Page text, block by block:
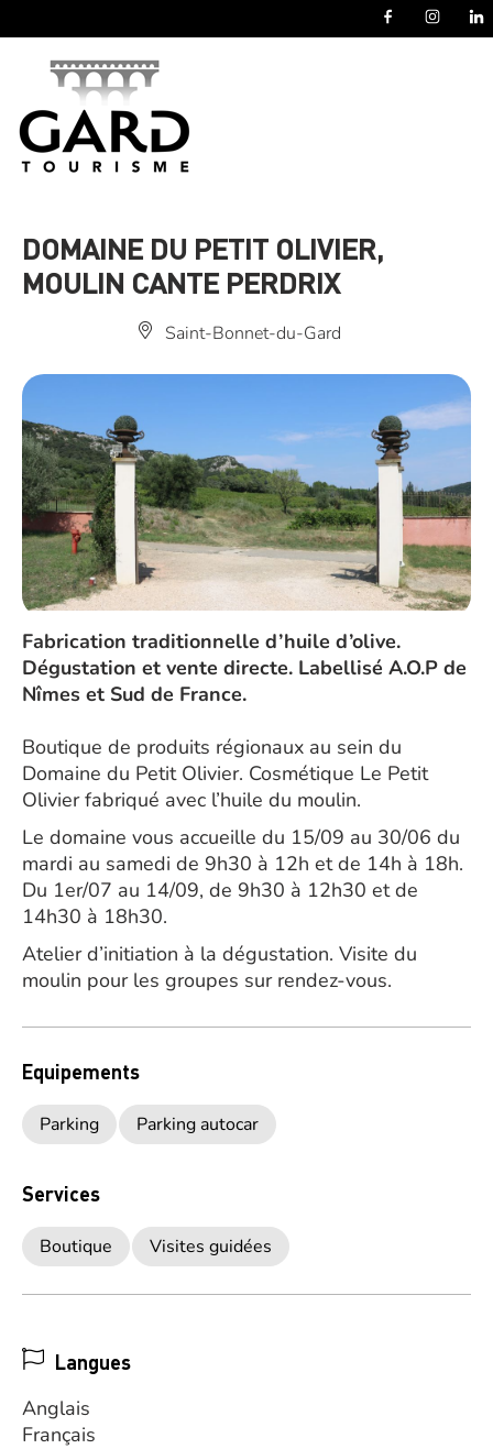
DOMAINE DU PETIT OLIVIER,
MOULIN CANTE PERDRIX
Saint-Bonnet-du-Gard
Fabrication traditionnelle d’huile d’olive.
Dégustation et vente directe. Labellisé A.O.P de
Nîmes et Sud de France.
Boutique de produits régionaux au sein du
Domaine du Petit Olivier. Cosmétique Le Petit
Olivier fabriqué avec l’huile du moulin.
Le domaine vous accueille du 15/09 au 30/06 du
mardi au samedi de 9h30 à 12h et de 14h à 18h.
Du 1er/07 au 14/09, de 9h30 à 12h30 et de
14h30 à 18h30.
Atelier d’initiation à la dégustation. Visite du
moulin pour les groupes sur rendez-vous.
Equipements
Parking Parking autocar
Services
Boutique Visites guidées
Langues
Anglais
Français